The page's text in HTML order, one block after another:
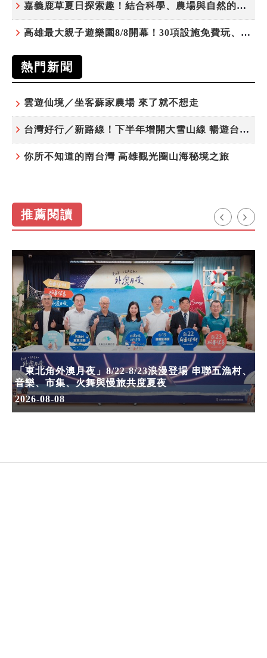
嘉義鹿草夏日探索趣！結合科學、農場與自然的親子小旅行
高雄最大親子遊樂園8/8開幕！30項設施免費玩、YOYO家族嗨翻暑假
熱門新聞
雲遊仙境／坐客蘇家農場 來了就不想走
台灣好行／新路線！下半年增開大雪山線 暢遊台中更便利
你所不知道的南台灣 高雄觀光圈山海秘境之旅
推薦閱讀
「東北角外澳月夜」8/22-8/23浪漫登場 串聯五漁村、
音樂、市集、火舞與慢旅共度夏夜
2026-08-08